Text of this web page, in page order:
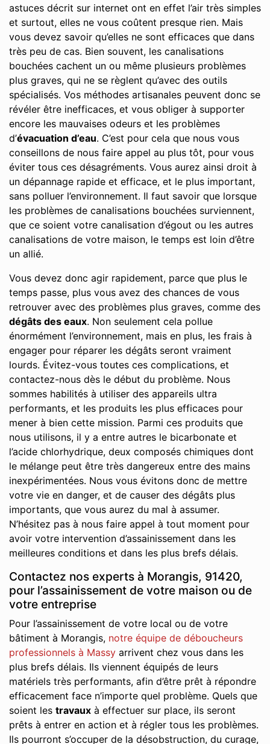
astuces décrit sur internet ont en effet l’air très simples
et surtout, elles ne vous coûtent presque rien. Mais
vous devez savoir qu’elles ne sont efficaces que dans
très peu de cas. Bien souvent, les canalisations
bouchées cachent un ou même plusieurs problèmes
plus graves, qui ne se règlent qu’avec des outils
spécialisés. Vos méthodes artisanales peuvent donc se
révéler être inefficaces, et vous obliger à supporter
encore les mauvaises odeurs et les problèmes
d’évacuation d’eau. C’est pour cela que nous vous
conseillons de nous faire appel au plus tôt, pour vous
éviter tous ces désagréments. Vous aurez ainsi droit à
un dépannage rapide et efficace, et le plus important,
sans polluer l’environnement. Il faut savoir que lorsque
les problèmes de canalisations bouchées surviennent,
que ce soient votre canalisation d’égout ou les autres
canalisations de votre maison, le temps est loin d’être
un allié.
Vous devez donc agir rapidement, parce que plus le
temps passe, plus vous avez des chances de vous
retrouver avec des problèmes plus graves, comme des
dégâts des eaux. Non seulement cela pollue
énormément l’environnement, mais en plus, les frais à
engager pour réparer les dégâts seront vraiment
lourds. Évitez-vous toutes ces complications, et
contactez-nous dès le début du problème. Nous
sommes habilités à utiliser des appareils ultra
performants, et les produits les plus efficaces pour
mener à bien cette mission. Parmi ces produits que
nous utilisons, il y a entre autres le bicarbonate et
l’acide chlorhydrique, deux composés chimiques dont
le mélange peut être très dangereux entre des mains
inexpérimentées. Nous vous évitons donc de mettre
votre vie en danger, et de causer des dégâts plus
importants, que vous aurez du mal à assumer.
N’hésitez pas à nous faire appel à tout moment pour
avoir votre intervention d’assainissement dans les
meilleures conditions et dans les plus brefs délais.
Contactez nos experts à Morangis, 91420,
pour l’assainissement de votre maison ou de
votre entreprise
Pour l’assainissement de votre local ou de votre
bâtiment à Morangis, notre équipe de déboucheurs
professionnels à Massy arrivent chez vous dans les
plus brefs délais. Ils viennent équipés de leurs
matériels très performants, afin d’être prêt à répondre
efficacement face n’importe quel problème. Quels que
soient les travaux à effectuer sur place, ils seront
prêts à entrer en action et à régler tous les problèmes.
Ils pourront s’occuper de la désobstruction, du curage,